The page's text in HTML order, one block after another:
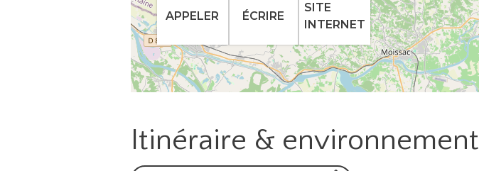
APPELER ÉCRIRE
SITE
INTERNET
Itinéraire & environnement